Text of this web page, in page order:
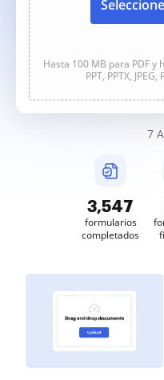
Hasta 100 MB para PDF y
PPT, PPTX, JPEG,
7
3,547
formularios
completados